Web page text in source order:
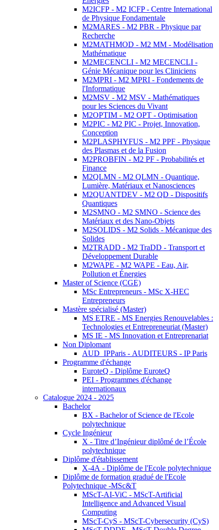
M2ICFP - M2 ICFP - Centre International
de Physique Fondamentale
M2MARES - M2 PBR - Physique par
Recherche
M2MATHMOD - M2 MM - Modélisation
Mathématique
M2MECENCLI - M2 MECENCLI -
Génie Mécanique pour les Cliniciens
M2MPRI - M2 MPRI - Fondements de
l'Informatique
M2MSV - M2 MSV - Mathématiques
pour les Sciences du Vivant
M2OPTIM - M2 OPT - Optimisation
M2PIC - M2 PIC - Projet, Innovation,
Conception
M2PLASPHYFUS - M2 PPF - Physique
des Plasmas et de la Fusion
M2PROBFIN - M2 PF - Probabilités et
Finance
M2QLMN - M2 QLMN - Quantique,
Lumière, Matériaux et Nanosciences
M2QUANTDEV - M2 QD - Dispositifs
Quantiques
M2SMNO - M2 SMNO - Science des
Matériaux et des Nano-Objets
M2SOLIDS - M2 Solids - Mécanique des
Solides
M2TRADD - M2 TraDD - Transport et
Développement Durable
M2WAPE - M2 WAPE - Eau, Air,
Pollution et Énergies
Master of Science (CGE)
MSc Entrepreneurs - MSc X-HEC
Entrepreneurs
Mastère spécialisé (Master)
MS ETRE - MS Energies Renouvelables :
Technologies et Entrepreneuriat (Master)
MS IE - MS Innovation et Entreprenariat
Non Diplomant
AUD_IPParis - AUDITEURS - IP Paris
Programme d'échange
EuroteQ - Diplôme EuroteQ
PEI - Programmes d'échange
internationaux
Catalogue 2024 - 2025
Bachelor
BX - Bachelor of Science de l'Ecole
polytechnique
Cycle Ingénieur
X - Titre d’Ingénieur diplômé de l’École
polytechnique
Diplôme d'établissement
X-4A - Diplôme de l'Ecole polytechnique
Diplôme de formation gradué de l'Ecole
Polytechnique -MSc&T
MScT-AI-ViC - MScT-Artificial
Intelligence and Advanced Visual
Computing
MScT-CyS - MScT-Cybersecurity (CyS)